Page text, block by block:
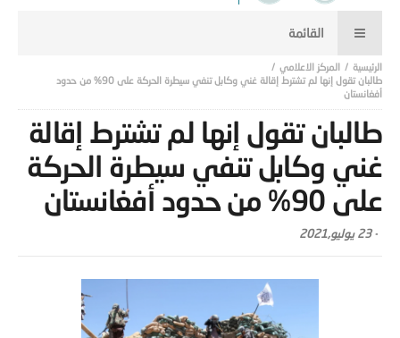
المركز الاعلامي
طالبان تقول إنها لم تشترط إقالة غني وكابل تنفي سيطرة الحركة على 90% من حدود
أفغانستان
طالبان تقول إنها لم تشترط إقالة
غني وكابل تنفي سيطرة الحركة
على 90% من حدود أفغانستان
-23 يوليو,2021